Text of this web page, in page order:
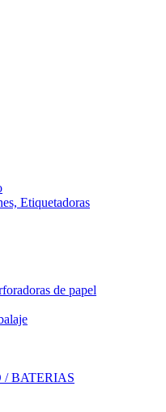
Etiquetadoras
de papel
/ BATERIAS